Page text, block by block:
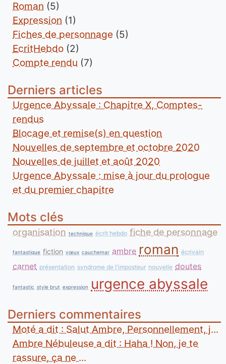
Roman (5)
Expression (1)
Fiches de personnage (5)
EcritHebdo (2)
Compte rendu (7)
Derniers articles
Urgence Abyssale : Chapitre X, Comptes-
rendus
Blocage et remise(s) en question
Nouvelles de septembre et octobre 2020
Nouvelles de juillet et août 2020
Urgence Abyssale : mise à jour du prologue
et du premier chapitre
Mots clés
organisation technique écrit hebdo fiche de personnage
fantastique fiction vœux cauchemar ambre roman écrivain
carnet présentation syndrome de l'imposteur nouvelle doutes
fantastic style brut expression urgence abyssale
Derniers commentaires
Moté a dit : Salut Ambre, Personnellement, j...
Ambre Nébuleuse a dit : Haha ! Non, je te
rassure, ça ne ...